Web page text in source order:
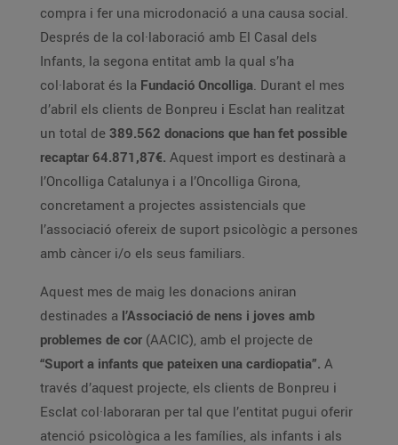
compra i fer una microdonació a una causa social.
Després de la col·laboració amb El Casal dels
Infants, la segona entitat amb la qual s’ha
col·laborat és la Fundació Oncolliga. Durant el mes
d’abril els clients de Bonpreu i Esclat han realitzat
un total de 389.562 donacions que han fet possible
recaptar 64.871,87€. Aquest import es destinarà a
l’Oncolliga Catalunya i a l’Oncolliga Girona,
concretament a projectes assistencials que
l’associació ofereix de suport psicològic a persones
amb càncer i/o els seus familiars.
Aquest mes de maig les donacions aniran
destinades a l’Associació de nens i joves amb
problemes de cor (AACIC), amb el projecte de
“Suport a infants que pateixen una cardiopatia”. A
través d’aquest projecte, els clients de Bonpreu i
Esclat col·laboraran per tal que l’entitat pugui oferir
atenció psicològica a les famílies, als infants i als